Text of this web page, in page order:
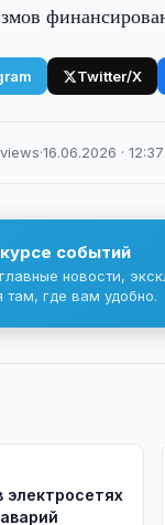
Twitter/X
·16.06.2026 · 12:37
событий
новости,
там, где вам удобно.
электросетях